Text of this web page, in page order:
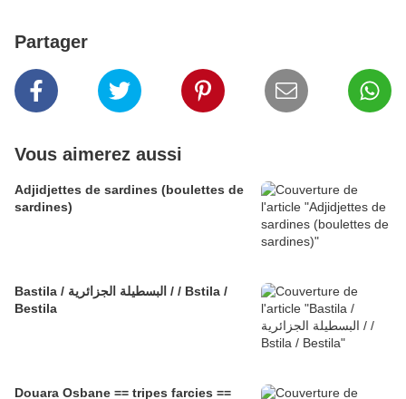
Partager
Vous aimerez aussi
Adjidjettes de sardines (boulettes de
sardines)
Bastila / البسطيلة الجزائرية / / Bstila /
Bestila
Douara Osbane == tripes farcies ==